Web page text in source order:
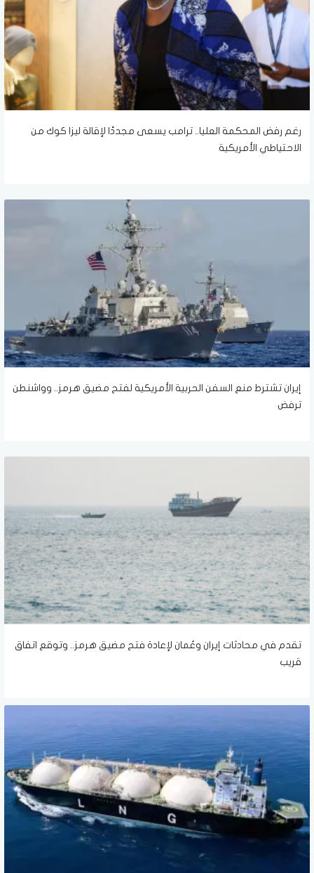
رغم رفض المحكمة العليا.. ترامب يسعى مجددًا لإقالة ليزا كوك من
الاحتياطي الأمريكية
إيران تشترط منع السفن الحربية الأمريكية لفتح مضيق هرمز.. وواشنطن
ترفض
تقدم في محادثات إيران وعُمان لإعادة فتح مضيق هرمز.. وتوقع اتفاق
قريب